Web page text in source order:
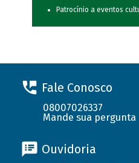
Patrocínio a eventos
Fale Conosco
08007026337
Mande sua pergunta
Ouvidoria